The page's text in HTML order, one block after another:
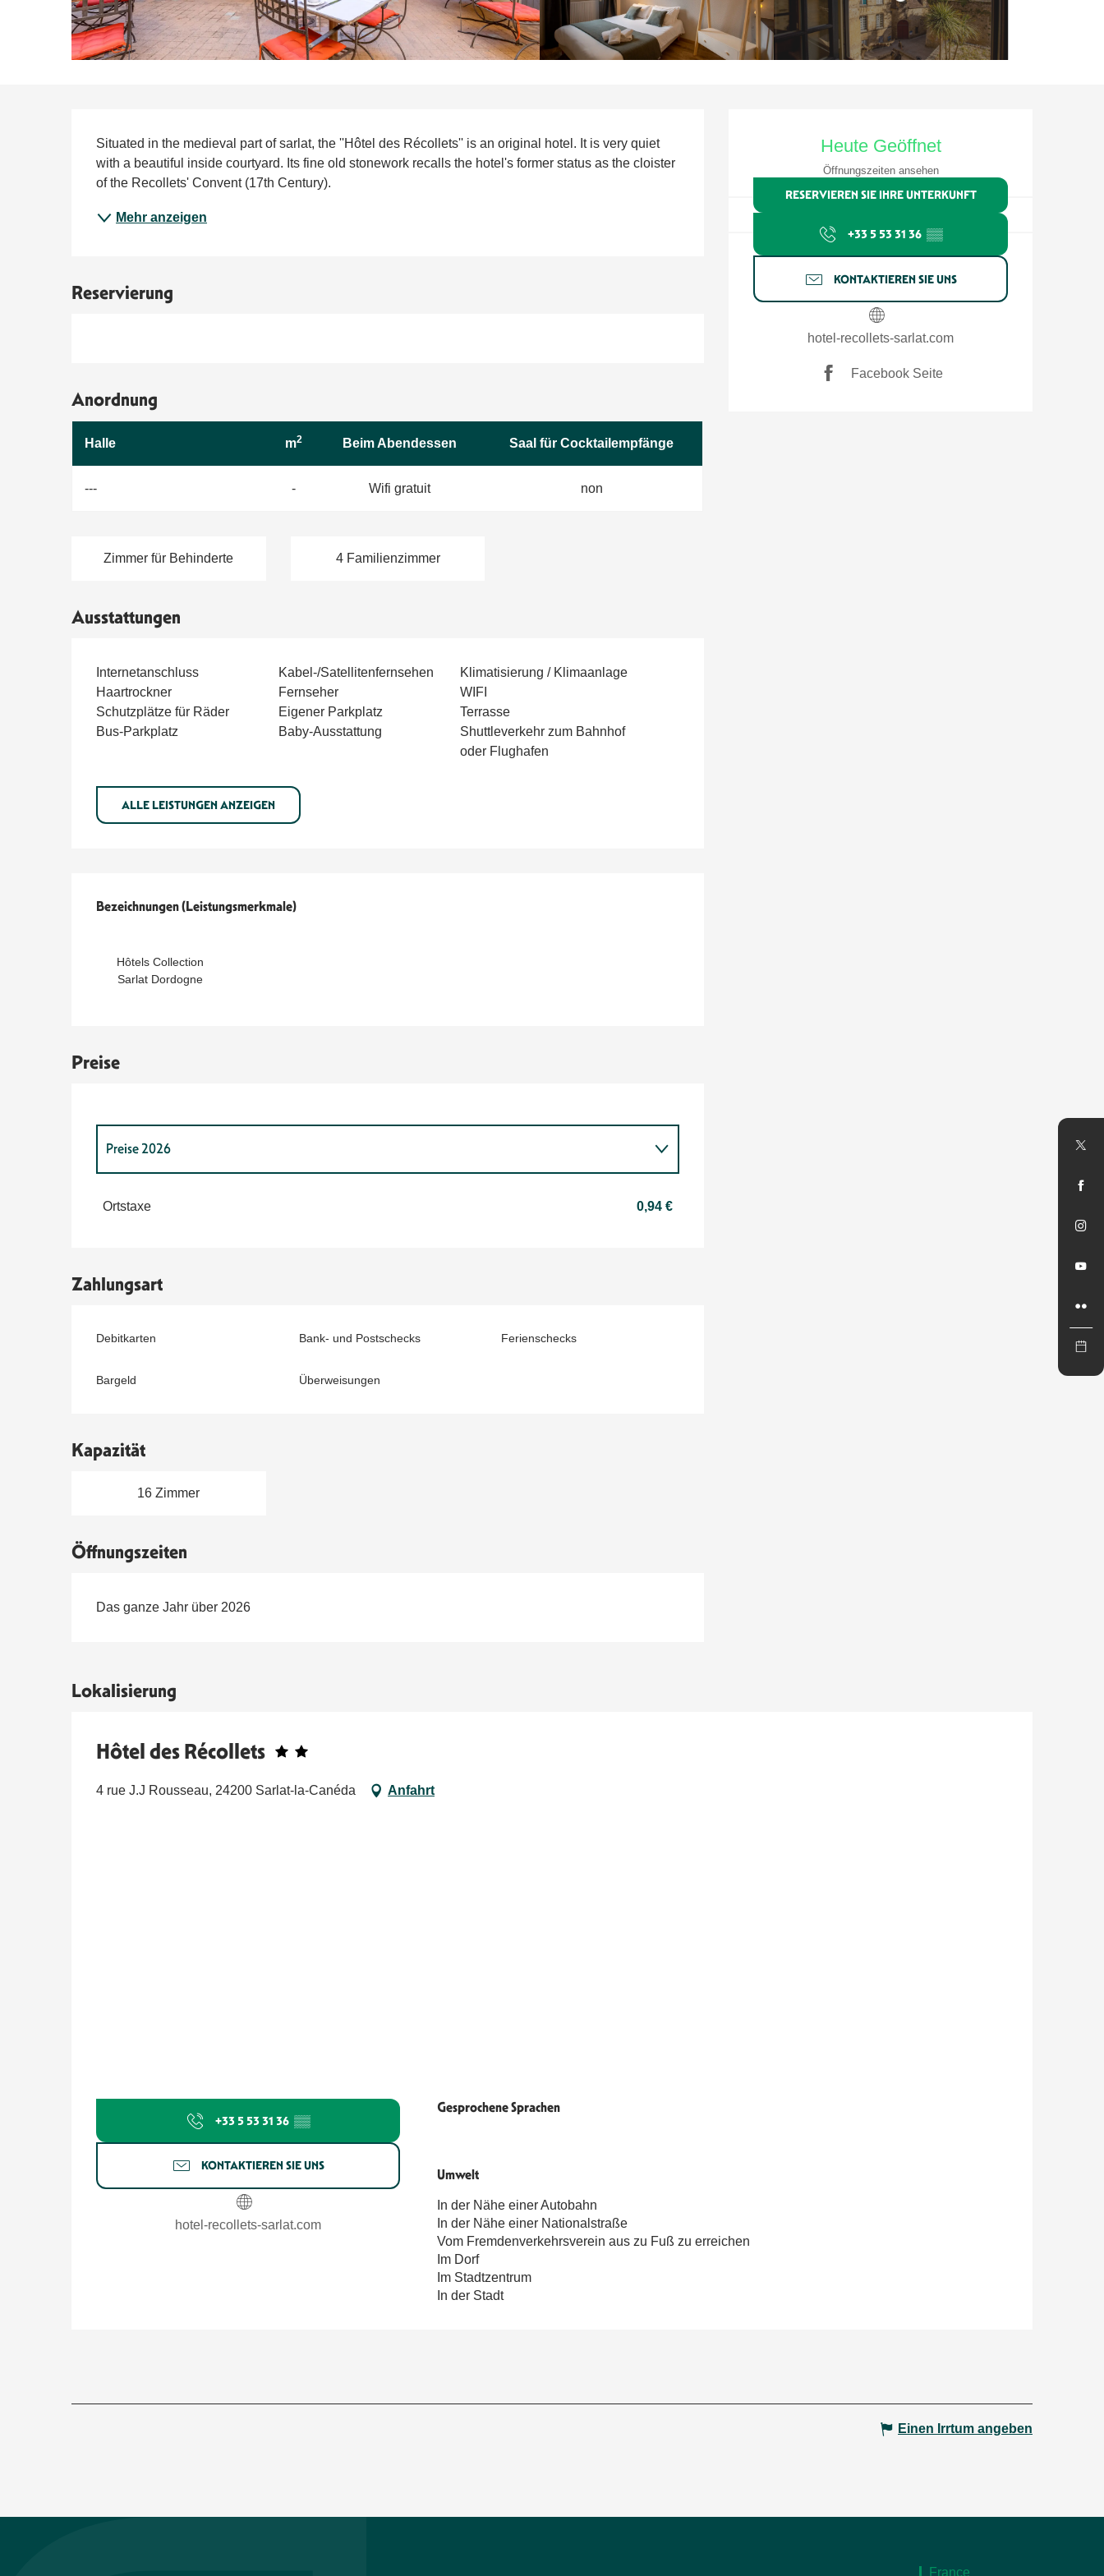
Öffnungszeiten &
Heute Geöffnet
Öffnungszeiten ansehen
RESERVIEREN SIE IHRE UNTERKUNFT
+33 5 53 31 36 ▒▒
KONTAKTIEREN SIE UNS
hotel-recollets-sarlat.com
Facebook Seite
Beschreibung
Situated in the medieval part of sarlat, the ''Hôtel des Récollets'' is an original hotel. It is very quiet
with a beautiful inside courtyard. Its fine old stonework recalls the hotel's former status as the cloister
of the Recollets' Convent (17th Century).
Mehr anzeigen
Reservierung
Anordnung
Halle m2 Beim Abendessen Saal für Cocktailempfänge
--- - Wifi gratuit non
Zimmer für Behinderte 4 Familienzimmer
Ausstattungen
Internetanschluss Kabel-/Satellitenfernsehen
Klimatisierung / Klimaanlage
Haartrockner
Fernseher
WIFI
Schutzplätze für Räder
Eigener Parkplatz
Terrasse
Bus-Parkplatz
Baby-Ausstattung
Shuttleverkehr zum Bahnhof
oder Flughafen
ALLE LEISTUNGEN ANZEIGEN
Leistungensmöglichkeiten
Bezeichnungen (Leistungsmerkmale)
Bezeichnungen (Leistungsmerkmale)
Hôtels Collection
Sarlat Dordogne
Preise
Preise 2026
Preise 2027
Ortstaxe 0,94 €
Zahlungsart
Debitkarten Bank- und Postschecks Ferienschecks
Bargeld Überweisungen
Kapazität
16 Zimmer
Öffnungszeiten
Das ganze Jahr über 2026
Lokalisierung
Hôtel des Récollets
4 rue J.J Rousseau, 24200 Sarlat-la-Canéda Anfahrt
+33 5 53 31 36 ▒▒
KONTAKTIEREN SIE UNS
hotel-recollets-sarlat.com
Gesprochene Sprachen
Gesprochene Sprachen
Umwelt
Umwelt
In der Nähe einer Autobahn
In der Nähe einer Nationalstraße
Vom Fremdenverkehrsverein aus zu Fuß zu erreichen
Im Dorf
Im Stadtzentrum
In der Stadt
Einen Irrtum angeben
France